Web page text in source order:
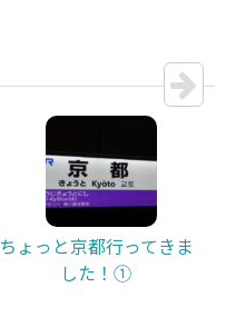
ちょっと京都行ってきま
した！①